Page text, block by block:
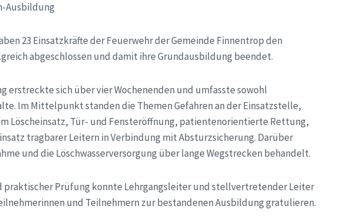
Ausbildung
23 Einsatzkräfte der Feuerwehr der Gemeinde Finnentrop den
abgeschlossen und damit ihre Grundausbildung beendet.
erstreckte sich über vier Wochenenden und umfasste sowohl
Im Mittelpunkt standen die Themen Gefahren an der Einsatzstelle,
Löscheinsatz, Tür- und Fensteröffnung, patientenorientierte Rettung,
tragbarer Leitern in Verbindung mit Absturzsicherung. Darüber
und die Löschwasserversorgung über lange Wegstrecken behandelt.
praktischer Prüfung konnte Lehrgangsleiter und stellvertretender Leiter
und Teilnehmern zur bestandenen Ausbildung gratulieren.